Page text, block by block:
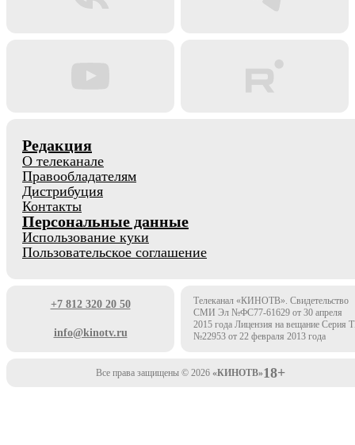
Редакция
О телеканале
Правообладателям
Дистрибуция
Контакты
Персональные данные
Использование куки
Пользовательское соглашение
+7 812 320 20 50
info@kinotv.ru
Телеканал «КИНОТВ». Свидетельство
СМИ Эл №ФС77-61629 от 30 апреля
2015 года Лицензия на вещание Серия
№22953 от 22 февраля 2013 года
Все права защищены © 2026 «КИНОТВ»18+